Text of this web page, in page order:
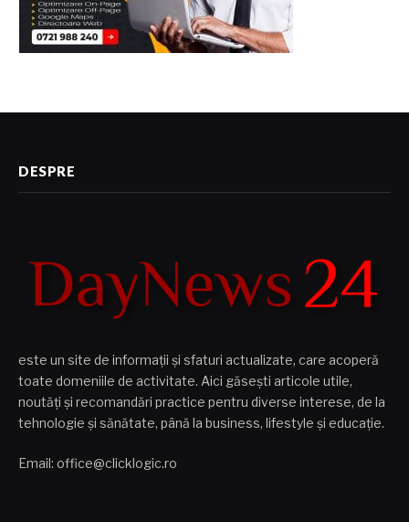
DESPRE
este un site de informații și sfaturi actualizate, care acoperă
toate domeniile de activitate. Aici găsești articole utile,
noutăți și recomandări practice pentru diverse interese, de la
tehnologie și sănătate, până la business, lifestyle și educație.
Email: office@clicklogic.ro